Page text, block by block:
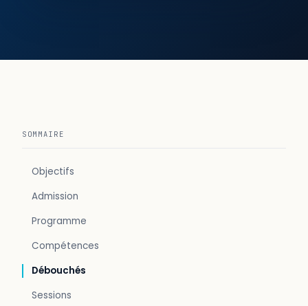
SOMMAIRE
Objectifs
Admission
Programme
Compétences
Débouchés
Sessions